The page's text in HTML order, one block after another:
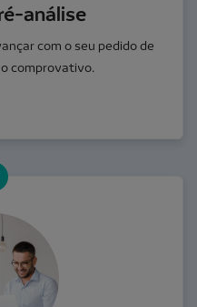
análise
com o seu pedido de
comprovativo.